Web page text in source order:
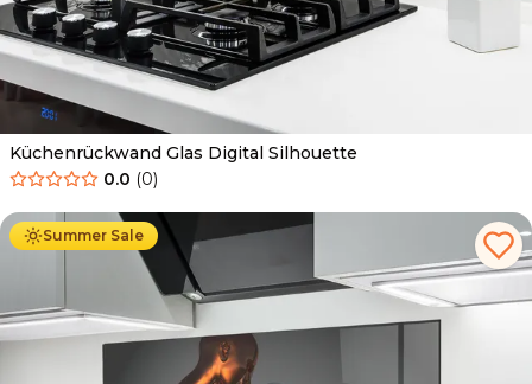
Küchenrückwand Glas Digital Silhouette
0.0 (0)
Summer Sale
Ab 69.90 € 34.90